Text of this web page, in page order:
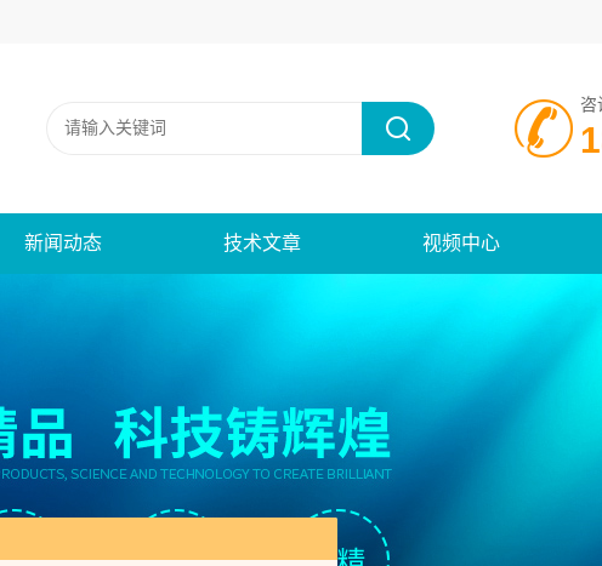
咨
新闻动态 技术文章 视频中心